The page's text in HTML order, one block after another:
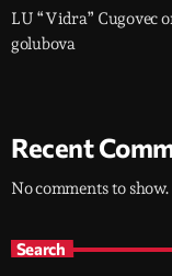
LU “Vidra” Cugovec
golubova
Recent
No comments to show.
Search